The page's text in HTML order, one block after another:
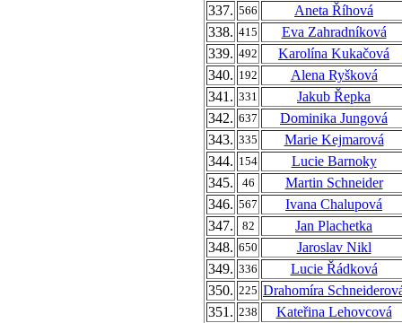
337. 566
Aneta Říhová
338. 415
Eva Zahradníková
339. 492
Karolína Kukačová
340. 192
Alena Ryšková
341. 331
Jakub Řepka
342. 637
Dominika Jungová
343. 335
Marie Kejmarová
344. 154
Lucie Barnoky
345.
46
Martin Schneider
346. 567
Ivana Chalupová
347.
82
Jan Plachetka
348. 650
Jaroslav Nikl
349. 336
Lucie Řádková
350. 225 Drahomíra
351. 238
Kateřina Lehovcová